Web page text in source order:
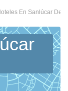
En Sanlúcar De